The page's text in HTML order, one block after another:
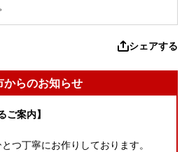
シェアする
からのお知らせ
ご案内】
つ丁寧にお作りしております。